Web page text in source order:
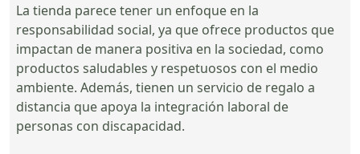
La tienda parece tener un enfoque en la
responsabilidad social, ya que ofrece productos que
impactan de manera positiva en la sociedad, como
productos saludables y respetuosos con el medio
ambiente. Además, tienen un servicio de regalo a
distancia que apoya la integración laboral de
personas con discapacidad.